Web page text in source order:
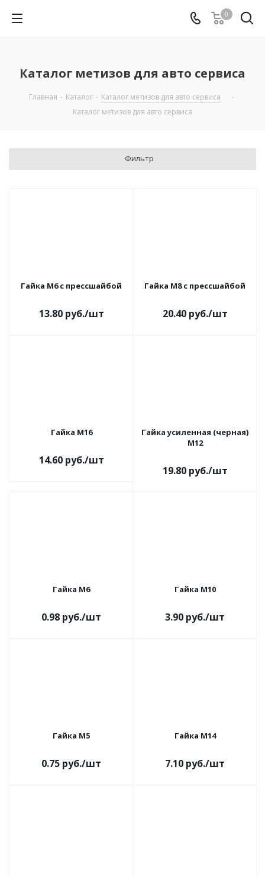
0
Каталог метизов для авто сервиса
Главная - Каталог - Каталог метизов для авто сервиса
-
Каталог метизов для авто сервиса
Фильтр
Гайка M6 с прессшайбой
13.80руб./шт
Гайка M8 с прессшайбой
20.40руб./шт
Гайка M16
14.60руб./шт
Гайка усиленная (черная)
М12
19.80руб./шт
Гайка M6
0.98 руб./шт
Гайка M10
3.90 руб./шт
Гайка M5
0.75 руб./шт
Гайка M14
7.10 руб./шт